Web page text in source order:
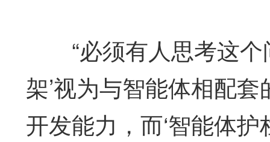
“必须有人思考这个
架’视为与智能体相配
开发能力，而‘智能体